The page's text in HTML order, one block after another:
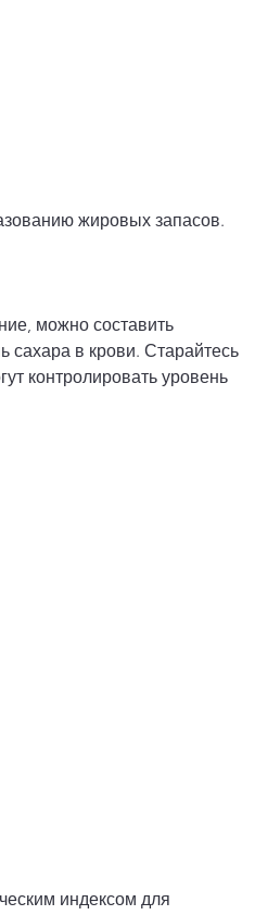
жировых запасов.
можно составить
сахара в крови. Старайтесь
контролировать уровень
индексом для